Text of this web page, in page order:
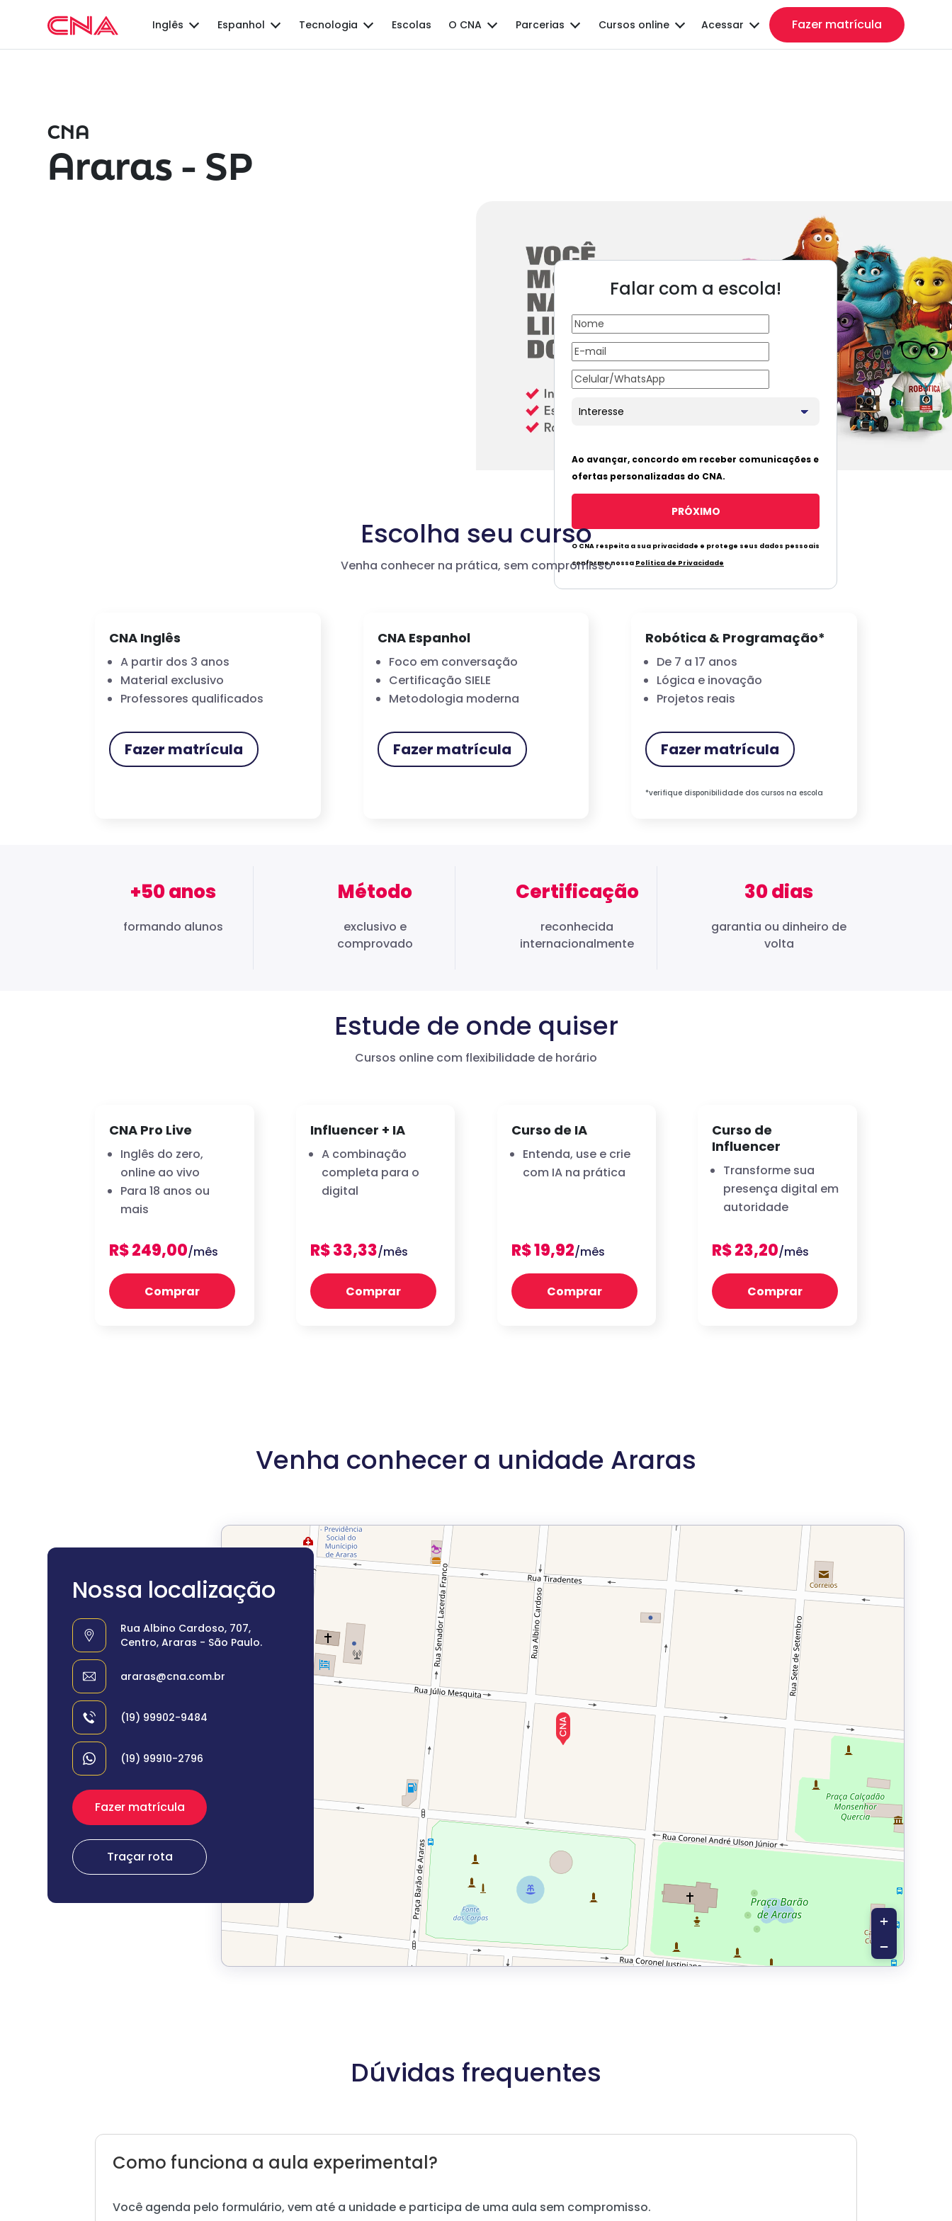
Inglês Espanhol Tecnologia Escolas O CNA Parcerias Cursos online Acessar Fazer matrícula
CNA
Araras - SP
Falar com a escola!
Escolha seu curso
Venha conhecer na prática, sem compromisso
CNA Inglês
A partir dos 3 anos
Material exclusivo
Professores qualificados
Fazer matrícula
CNA Espanhol
Foco em conversação
Certificação SIELE
Metodologia moderna
Fazer matrícula
Robótica & Programação*
De 7 a 17 anos
Lógica e inovação
Projetos reais
Fazer matrícula
*verifique disponibilidade dos cursos na escola
+50 anos
formando alunos
Método
exclusivo e
comprovado
Certificação
reconhecida
internacionalmente
30 dias
garantia ou dinheiro de
volta
Estude de onde quiser
Cursos online com flexibilidade de horário
CNA Pro Live
Inglês do zero,
online ao vivo
Para 18 anos ou
mais
R$ 249,00/mês
Comprar
Influencer + IA
A combinação
completa para o
digital
R$ 33,33/mês
Comprar
Curso de IA
Entenda, use e crie
com IA na prática
R$ 19,92/mês
Comprar
Curso de
Influencer
Transforme sua
presença digital em
autoridade
R$ 23,20/mês
Comprar
Venha conhecer a unidade Araras
Nossa localização
Rua Albino Cardoso, 707,
Centro, Araras - São Paulo.
araras@cna.com.br
(19) 99902-9484
(19) 99910-2796
Fazer matrícula
Traçar rota
+
−
Dúvidas frequentes
Como funciona a aula experimental?
Você agenda pelo formulário, vem até a unidade e participa de uma aula sem compromisso.